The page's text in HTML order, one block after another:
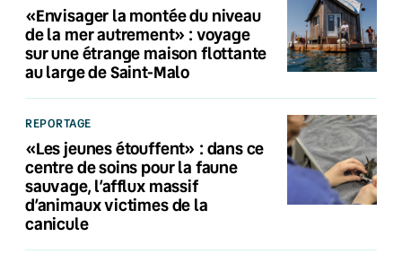
«Envisager la montée du niveau
de la mer autrement» : voyage
sur une étrange maison flottante
au large de Saint-Malo
REPORTAGE
«Les jeunes étouffent» : dans ce
centre de soins pour la faune
sauvage, l’afflux massif
d’animaux victimes de la
canicule